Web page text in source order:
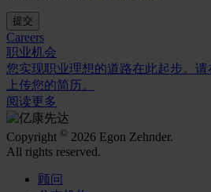
提交
Careers
职业机会
您实现职业理想的道路在此起步。
上传您的简历。
阅读更多
Copyright © 2026 Egon Zehnder.
All rights reserved.
顾问